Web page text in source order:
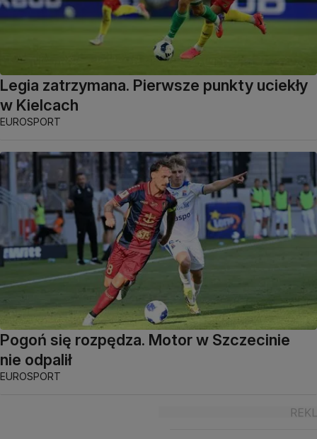
Legia zatrzymana. Pierwsze punkty uciekły
w Kielcach
EUROSPORT
Pogoń się rozpędza. Motor w Szczecinie
nie odpalił
EUROSPORT